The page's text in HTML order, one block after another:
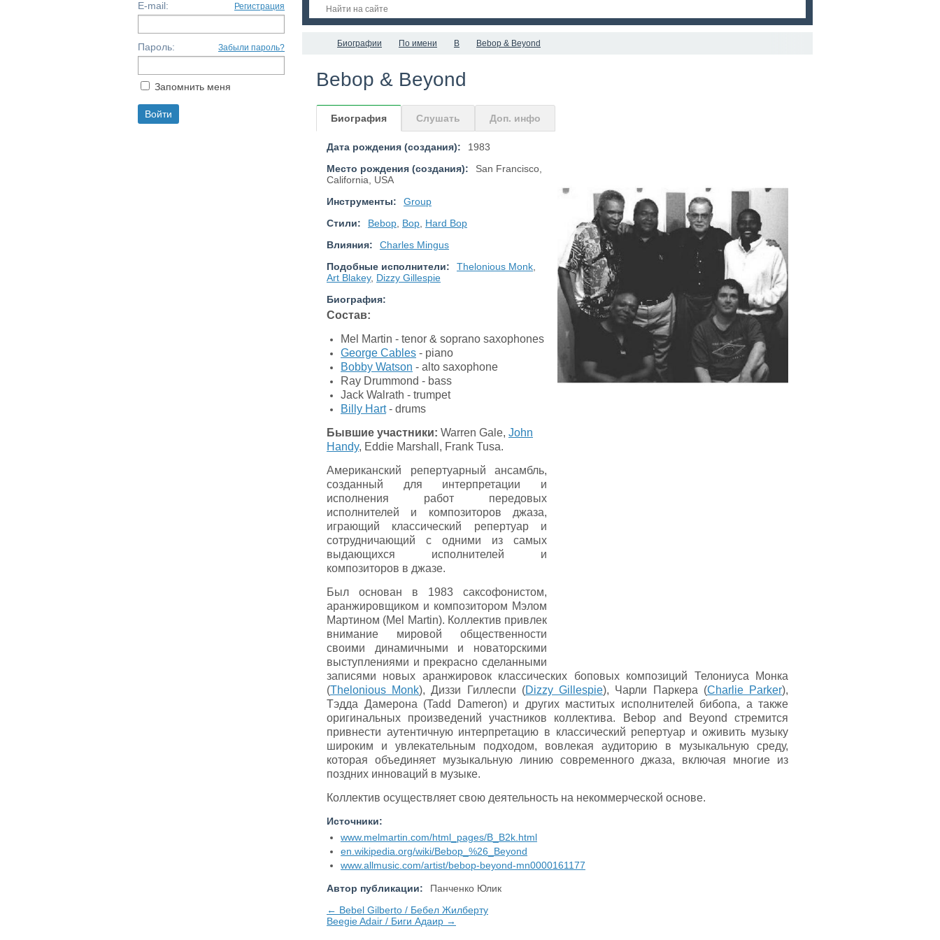
Биографии По имени B Bebop & Beyond
Bebop & Beyond
Биография Слушать Доп. инфо
Дата рождения (создания):
1983
Место рождения (создания):
San Francisco,
California, USA
Инструменты:
Group
Стили:
Bebop Bop Hard Bop
Влияния:
Charles Mingus
Подобные исполнители:
Thelonious Monk
Art Blakey, Dizzy Gillespie
Биография:
Состав:
Mel Martin - tenor & soprano saxophones
George Cables - piano
Bobby Watson - alto saxophone
Ray Drummond - bass
Jack Walrath - trumpet
Billy Hart- drums
Бывшие участники: Warren Gale, John
Handy, Eddie Marshall, Frank Tusa.
Американский репертуарный ансамбль,
созданный для интерпретации и
исполнения работ передовых
исполнителей и композиторов джаза,
играющий классический репертуар и
сотрудничающий с одними из самых
выдающихся исполнителей и
композиторов в джазе.
Был основан в 1983 саксофонистом,
аранжировщиком и композитором Мэлом
Мартином (Mel Martin). Коллектив привлек
внимание мировой общественности
своими динамичными и новаторскими
выступлениями и прекрасно сделанными
записями новых аранжировок классических боповых композиций Телониуса Монка
(Thelonious Monk), Диззи Гиллеспи (Dizzy Gillespie), Чарли Паркера (Charlie Parker),
Тэдда Дамерона (Tadd Dameron) и других маститых исполнителей бибопа, а также
оригинальных произведений участников коллектива. Bebop and Beyond стремится
привнести аутентичную интерпретацию в классический репертуар и оживить музыку
широким и увлекательным подходом, вовлекая аудиторию в музыкальную среду,
которая объединяет музыкальную линию современного джаза, включая многие из
поздних инноваций в музыке.
Коллектив осуществляет свою деятельность на некоммерческой основе.
Источники:
www.melmartin.com/html_pages/B_B2k.html
en.wikipedia.org/wiki/Bebop_%26_Beyond
www.allmusic.com/artist/bebop-beyond-mn0000161177
Автор публикации:
Панченко Юлик
← Bebel Gilberto / Бебел Жилберту
Beegie Adair / Биги Адаир →
E-mail: Регистрация
Пароль: Забыли пароль?
Запомнить меня